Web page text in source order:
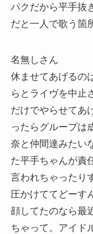
パクだから平手抜
だと一人で歌う箇
名無しさん
休ませてあげるの
らとライヴを中止
だけでやらせてあ
ったらグループは
奈と仲間達みたい
た平手ちゃんが責
言われちゃったり
圧かけててどーす
顔してたのなら最
ちゃって。アイド